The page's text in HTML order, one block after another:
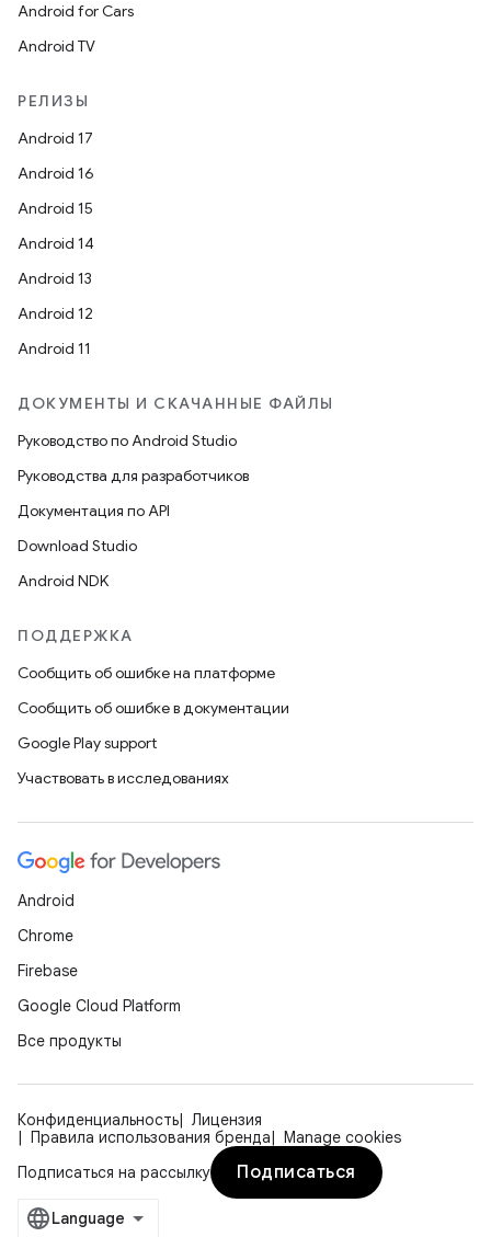
Android for Cars
Android TV
РЕЛИЗЫ
Android 17
Android 16
Android 15
Android 14
Android 13
Android 12
Android 11
ДОКУМЕНТЫ И СКАЧАННЫЕ ФАЙЛЫ
Руководство по Android Studio
Руководства для разработчиков
Документация по API
Download Studio
Android NDK
ПОДДЕРЖКА
Сообщить об ошибке на платформе
Сообщить об ошибке в документации
Google Play support
Участвовать в исследованиях
Android
Chrome
Firebase
Google Cloud Platform
Все продукты
Конфиденциальность
Лицензия
Правила использования бренда
Manage cookies
Подписаться на рассылку
Подписаться